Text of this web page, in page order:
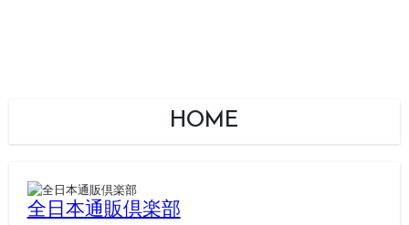
HOME
全日本通販倶楽部